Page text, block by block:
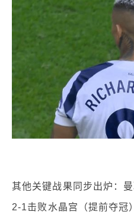
其他关键战果同步出炉：
2-1击败水晶宫（提前夺冠